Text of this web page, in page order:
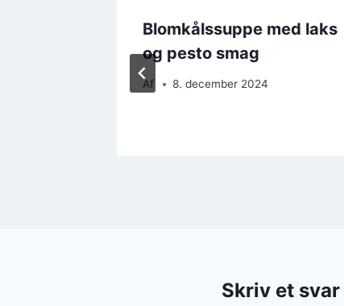
Blomkålssuppe med laks
og pesto smag
Af 8. december 2024
Skriv et svar